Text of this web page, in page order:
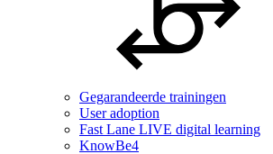
Gegarandeerde trainingen
User adoption
Fast Lane LIVE digital learning
KnowBe4